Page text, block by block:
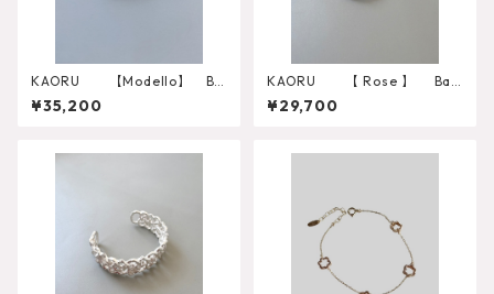
KAORU 【Modello】 Ba
ngle S
¥35,200
KAORU 【 Rose 】 Ban
gle
¥29,700